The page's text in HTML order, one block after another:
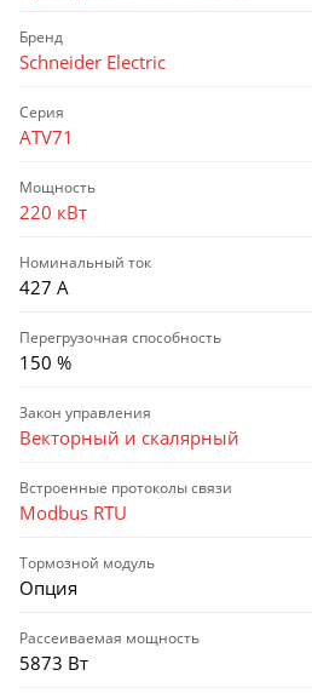
Бренд
Schneider Electric
Серия
ATV71
Мощность
220 кВт
Номинальный ток
427 А
Перегрузочная способность
150 %
Закон управления
Векторный и скалярный
Встроенные протоколы связи
Modbus RTU
Тормозной модуль
Опция
Рассеиваемая мощность
5873 Вт